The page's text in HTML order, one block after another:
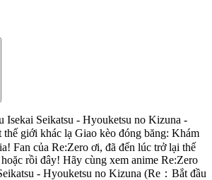
Isekai Seikatsu - Hyouketsu no Kizuna -
giới khác lạ Giao kèo đóng băng: Khám
Fan của Re:Zero ơi, đã đến lúc trở lại thế
rồi đây! Hãy cùng xem anime Re:Zero
- Hyouketsu no Kizuna (Re：Bắt đầu